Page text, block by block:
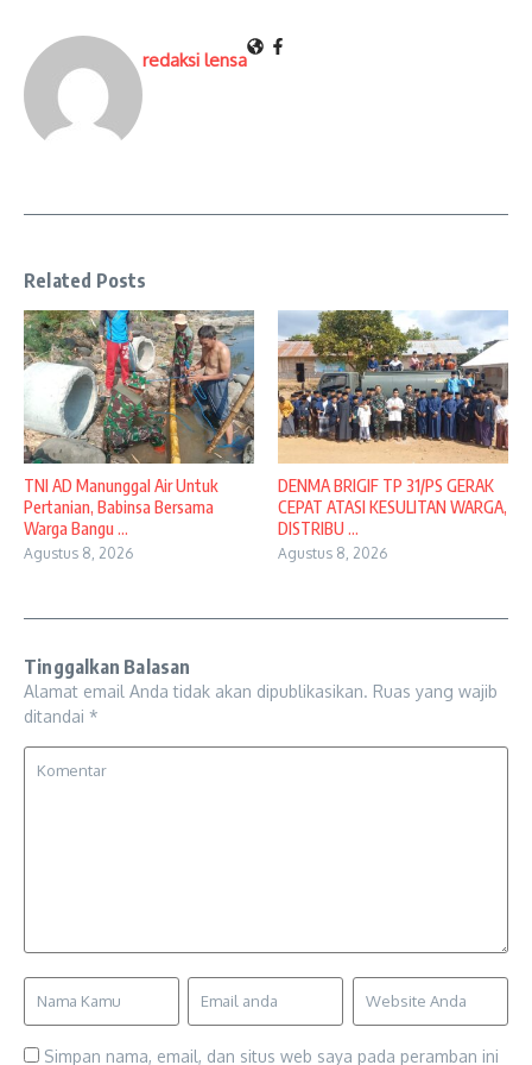
redaksi lensa
Related Posts
TNI AD Manunggal Air Untuk
Pertanian, Babinsa Bersama
Warga Bangu ...
Agustus 8, 2026
DENMA BRIGIF TP 31/PS GERAK
CEPAT ATASI KESULITAN WARGA,
DISTRIBU ...
Agustus 8, 2026
Tinggalkan Balasan
Alamat email Anda tidak akan dipublikasikan. Ruas yang wajib
ditandai *
Simpan nama, email, dan situs web saya pada peramban ini